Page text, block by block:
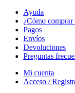
Ayuda
¿Cómo
Pagos
Envíos
Devoluciones
Preguntas
Mi cuenta
Acceso /